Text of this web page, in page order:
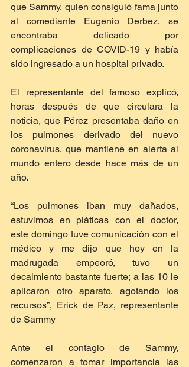
que Sammy, quien consiguió fama junto
al comediante Eugenio Derbez, se
encontraba delicado por
complicaciones de COVID-19 y había
sido ingresado a un hospital privado.
El representante del famoso explicó,
horas después de que circulara la
noticia, que Pérez presentaba daño en
los pulmones derivado del nuevo
coronavirus, que mantiene en alerta al
mundo entero desde hace más de un
año.
“Los pulmones iban muy dañados,
estuvimos en pláticas con el doctor,
este domingo tuve comunicación con el
médico y me dijo que hoy en la
madrugada empeoró, tuvo un
decaimiento bastante fuerte; a las 10 le
aplicaron otro aparato, agotando los
recursos”, Erick de Paz, representante
de Sammy
Ante el contagio de Sammy,
comenzaron a tomar importancia las